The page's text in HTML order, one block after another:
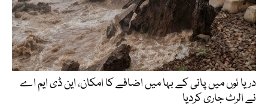
دریا ئوں میں پانی کے بہا میں اضافے کا امکان، این ڈی ایم اے
نے الرٹ جاری کردیا